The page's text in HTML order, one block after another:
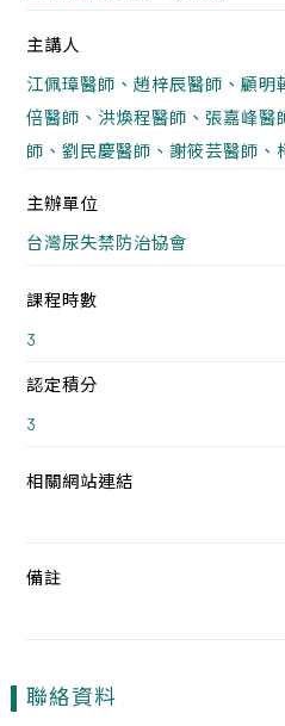
主講人
江佩璋醫師、趙梓辰醫師、顧明
倍醫師、洪煥程醫師、張嘉峰醫
師、劉民慶醫師、謝筱芸醫師、
主辦單位
台灣尿失禁防治協會
課程時數
3
認定積分
3
相關網站連結
備註
聯絡資料